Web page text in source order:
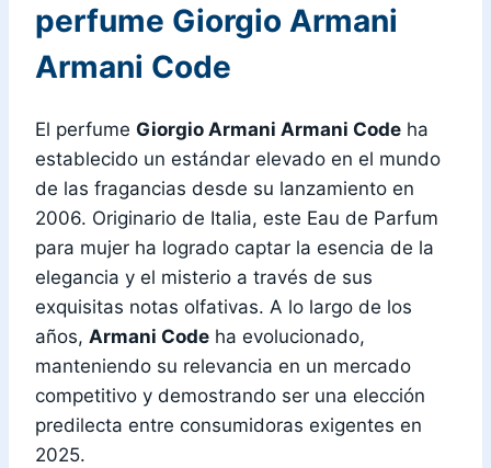
perfume Giorgio Armani
Armani Code
El perfume Giorgio Armani Armani Code ha
establecido un estándar elevado en el mundo
de las fragancias desde su lanzamiento en
2006. Originario de Italia, este Eau de Parfum
para mujer ha logrado captar la esencia de la
elegancia y el misterio a través de sus
exquisitas notas olfativas. A lo largo de los
años, Armani Code ha evolucionado,
manteniendo su relevancia en un mercado
competitivo y demostrando ser una elección
predilecta entre consumidoras exigentes en
2025.